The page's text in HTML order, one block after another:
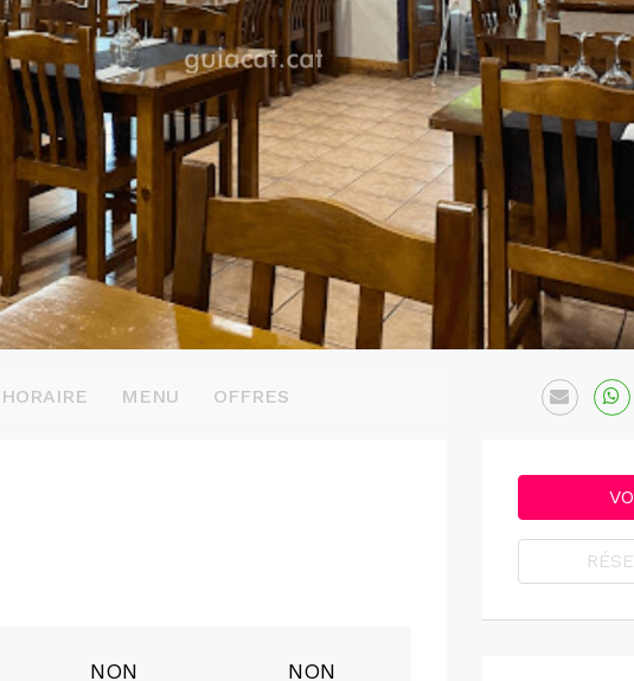
HORAIRE MENU OFFRES
NON NON